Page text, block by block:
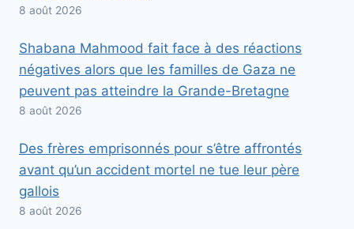
8 août 2026
Shabana Mahmood fait face à des réactions
négatives alors que les familles de Gaza ne
peuvent pas atteindre la Grande-Bretagne
8 août 2026
Des frères emprisonnés pour s’être affrontés
avant qu’un accident mortel ne tue leur père
gallois
8 août 2026